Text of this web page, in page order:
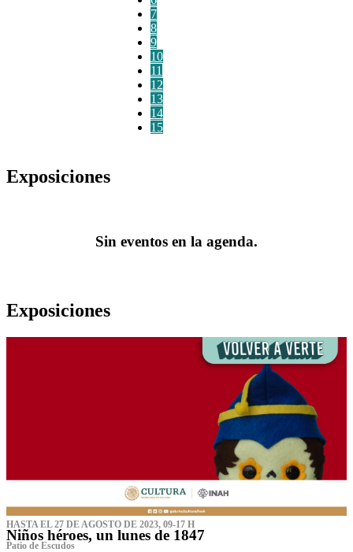
7
8
9
10
11
12
13
14
15
Exposiciones
Sin eventos en la agenda.
Exposiciones
HASTA EL 27 DE AGOSTO DE 2023, 09-17 H
Niños héroes, un lunes de 1847
Patio de Escudos